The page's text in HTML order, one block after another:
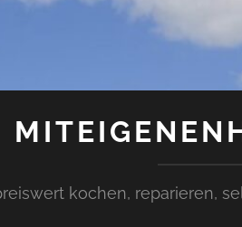
kochen, reparieren,